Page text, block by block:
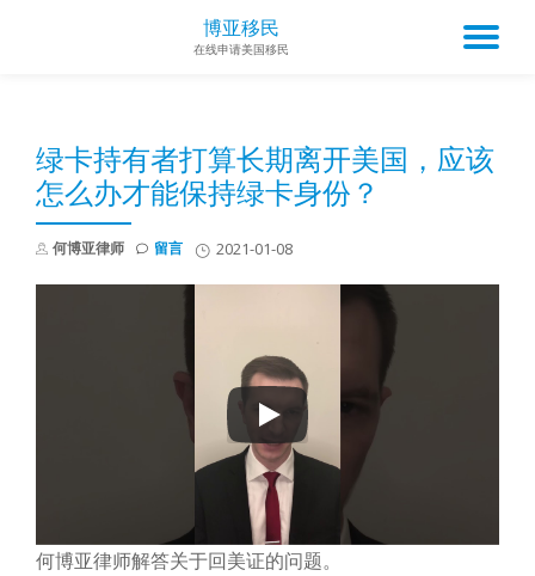
博亚移民
在线申请美国移民
绿卡持有者打算长期离开美国，应该
怎么办才能保持绿卡身份？
何博亚律师 2021-01-08
留言
何博亚律师解答关于回美证的问题。